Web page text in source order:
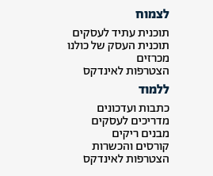
לצמוח
תוכנית עתיד לעסקים
תוכנית העסק של כולנו
מכרזים
הצטרפות לאינדקס
ללמוד
כתבות ועדכונים
מדריכים לעסקים
מבנים ריקים
קורסים והכשרות
הצטרפות לאינדקס